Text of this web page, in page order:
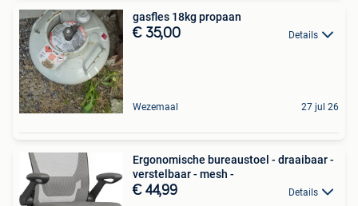
gasfles 18kg propaan
€ 35,00 Details
Wezemaal 27 jul 26
Ergonomische bureaustoel - draaibaar -
verstelbaar - mesh -
€ 44,99 Details